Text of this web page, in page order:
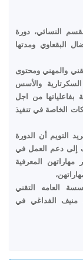
النسائي، دورة
البقعاوي ومدتها
والمهني ومحتوی
والأسس
بفاعلياتها من اجل
الخاصة في تنفيذ
التويم أن الدورة
إلى دعم العمل في
المعرفية
العامه التقني
منيف الفداغي في